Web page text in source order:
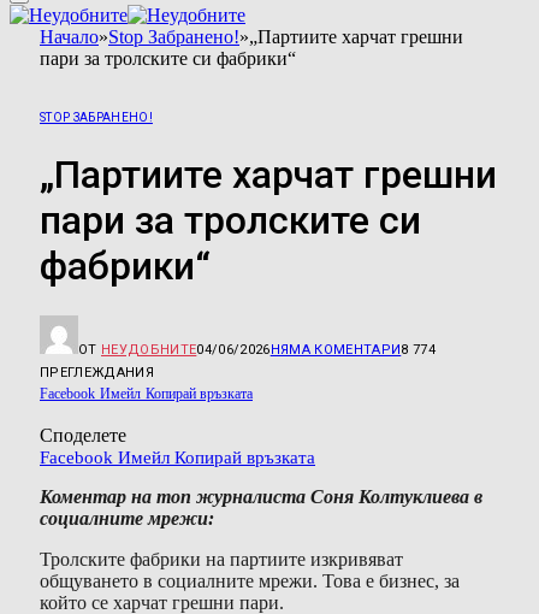
Начало»Stop Забранено!»„Партиите харчат грешни
пари за тролските си фабрики“
STOP ЗАБРАНЕНО!
„Партиите харчат грешни
пари за тролските си
фабрики“
ОТ НЕУДОБНИТЕ04/06/2026НЯМА КОМЕНТАРИ8 774
ПРЕГЛЕЖДАНИЯ
Facebook Имейл Копирай връзката
Споделете
Facebook Имейл Копирай връзката
Коментар на топ журналиста Соня Колтуклиева в
социалните мрежи:
Тролските фабрики на партиите изкривяват
общуването в социалните мрежи. Това е бизнес, за
който се харчат грешни пари.